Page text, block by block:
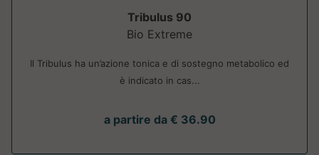
Tribulus 90
Bio Extreme
Il Tribulus ha un’azione tonica e di sostegno metabolico ed
è indicato in cas...
a partire da € 36.90